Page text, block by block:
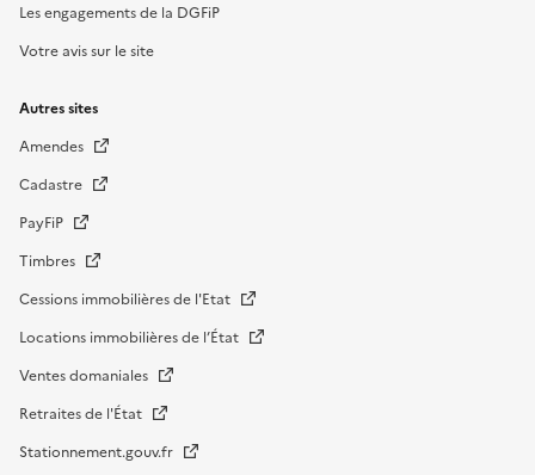
Les engagements de la DGFiP
Votre avis sur le site
Autres sites
Amendes
Cadastre
PayFiP
Timbres
Cessions immobilières de l'Etat
Locations immobilières de l’État
Ventes domaniales
Retraites de l'État
Stationnement.gouv.fr